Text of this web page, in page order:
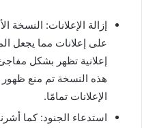
على إعلانات مما يجعل
إعلانية تظهر بشكل
هذه النسخة تم منع
الإعلانات تمامًا.
استدعاء الجنود: كما